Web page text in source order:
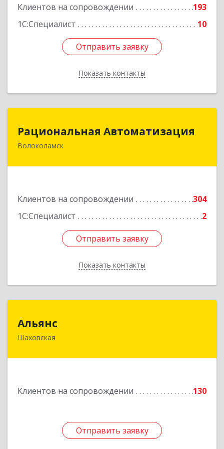
Клиентов на сопровождении
193
1С:Специалист
10
Отправить заявку
Показать контакты
Отправить заявку
Назад
Рациональная Автоматизация
Волоколамск
Клиентов на сопровождении
304
1С:Специалист
2
Отправить заявку
Показать контакты
143600, Московская обл, Волоколамский р-н,
Подробнее
Отправить заявку
Назад
Альянс
Шаховская
Клиентов на сопровождении 130
Отправить заявку
143700, Московская обл, Шаховской р-н,
Отправить заявку